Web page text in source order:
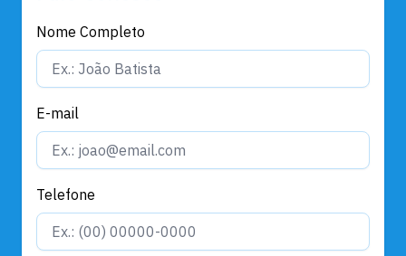
Nome Completo
E-mail
Telefone